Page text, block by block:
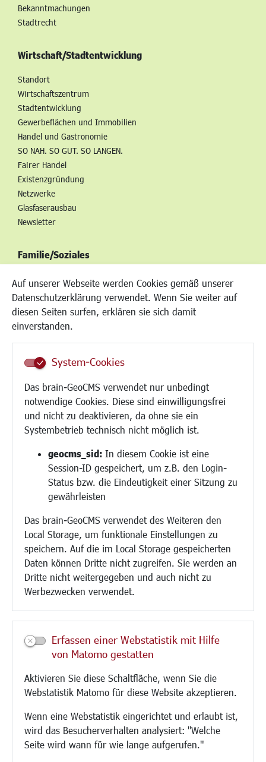
Auf unserer Webseite werden Cookies gemäß unserer
Datenschutzerklärung verwendet. Wenn Sie weiter auf
diesen Seiten surfen, erklären sie sich damit
einverstanden.
System-Cookies
Das brain-GeoCMS verwendet nur unbedingt
notwendige Cookies. Diese sind einwilligungsfrei
und nicht zu deaktivieren, da ohne sie ein
Systembetrieb technisch nicht möglich ist.
geocms_sid: In diesem Cookie ist eine
Session-ID gespeichert, um z.B. den Login-
Status bzw. die Eindeutigkeit einer Sitzung zu
gewährleisten
Das brain-GeoCMS verwendet des Weiteren den
Local Storage, um funktionale Einstellungen zu
speichern. Auf die im Local Storage gespeicherten
Daten können Dritte nicht zugreifen. Sie werden an
Dritte nicht weitergegeben und auch nicht zu
Werbezwecken verwendet.
Erfassen einer Webstatistik mit Hilfe
von Matomo gestatten
Aktivieren Sie diese Schaltfläche, wenn Sie die
Webstatistik Matomo für diese Website akzeptieren.
Wenn eine Webstatistik eingerichtet und erlaubt ist,
wird das Besucherverhalten analysiert: "Welche
Seite wird wann für wie lange aufgerufen."
Bekanntmachungen
Stadtrecht
Wirtschaft/Stadtentwicklung
Standort
Wirtschaftszentrum
Stadtentwicklung
Gewerbeflächen und Immobilien
Handel und Gastronomie
SO NAH. SO GUT. SO LANGEN.
Fairer Handel
Existenzgründung
Netzwerke
Glasfaserausbau
Newsletter
Familie/Soziales
Kinderbetreuung
Kinder und Jugend
Institutionen für Familien
Frauen
Schule
Demokratie leben
Ukrainehilfe
Hilfe für Geflüchtete
Religion
Bauen/Umwelt/Mobilität
Bebauungsplanung
Verkehr/Mobilität
Glasfaserausbau
Aktuelle Baustellen
Paddelteich
CINDY S
Kultur/Freizeit/Tourismus
Veranstaltungen
Neue Stadthalle Langen
Bäder
Musikschule
Stadtbücherei
Stadtarchiv
Museen